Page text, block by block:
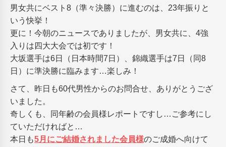
男女共にベスト8（準々決勝）に進むのは、23年振りと
いう快挙！
更に！今朝のニュースでありましたが、男女共に、4強
入りは四大大会では初です！
大坂選手は6日（日本時間7日）、錦織選手は7日（同8
日）に準決勝に臨みます…楽しみ！
さて、昨日も60代男性からのお問合せ、ありがとうござ
いました。
奇しくも、同年齢の会員様レポートですし…ご参考にし
ていただければと…
本日も5月にご結婚されました会員様のご成婚へ向けて